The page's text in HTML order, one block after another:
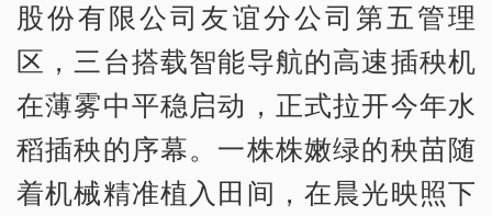
股份有限公司友谊分公司第五管理
区，三台搭载智能导航的高速插秧机
在薄雾中平稳启动，正式拉开今年水
稻插秧的序幕。一株株嫩绿的秧苗随
着机械精准植入田间，在晨光映照下